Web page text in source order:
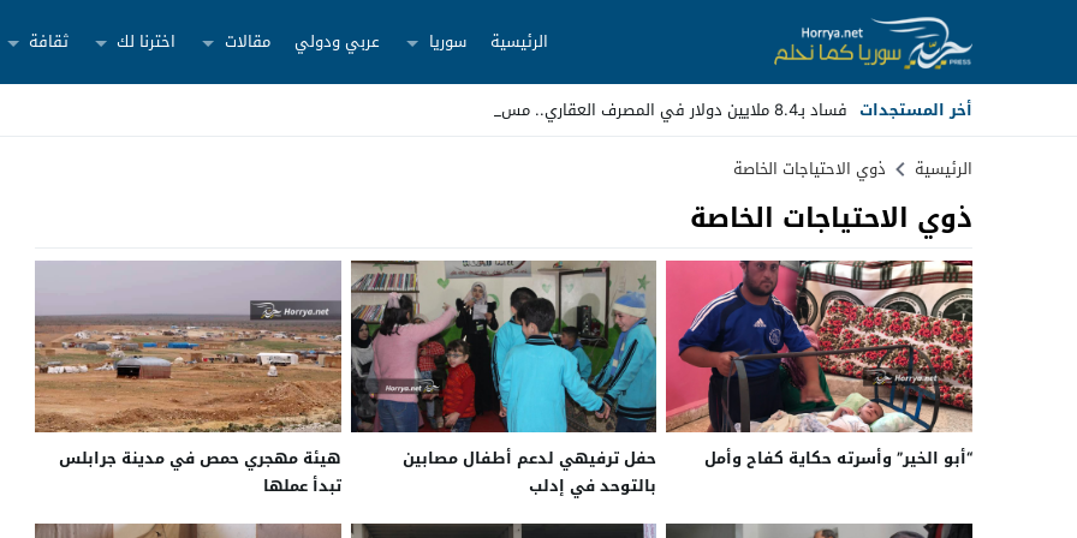
الرئيسية سوريا عربي ودولي مقالات اخترنا لك ثقافة
أخر المستجدات فساد بـ8.4 ملايين دولار في المصرف العقاري.. مسؤولون _
Stop
Previous
Next
الرئيسية ذوي الاحتياجات الخاصة
ذوي الاحتياجات الخاصة
“أبو الخير” وأسرته حكاية كفاح وأمل
حفل ترفيهي لدعم أطفال مصابين
بالتوحد في إدلب
هيئة مهجري حمص في مدينة جرابلس
تبدأ عملها